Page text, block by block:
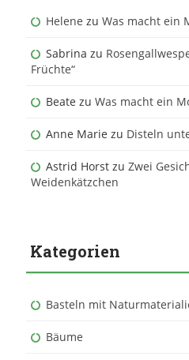
Helene zu Was macht ein
Sabrina zu
Früchte“
Beate zu Was macht ein
Anne Marie zu Disteln
Astrid Horst zu Zwei
Weidenkätzchen
Kategorien
Basteln mit
Bäume